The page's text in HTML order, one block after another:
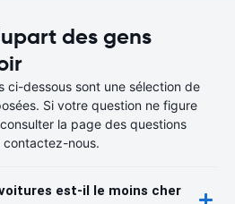
des gens
ci-dessous sont une sélection de
Si votre question ne figure
la page des questions
contactez-nous.
est-il le moins cher